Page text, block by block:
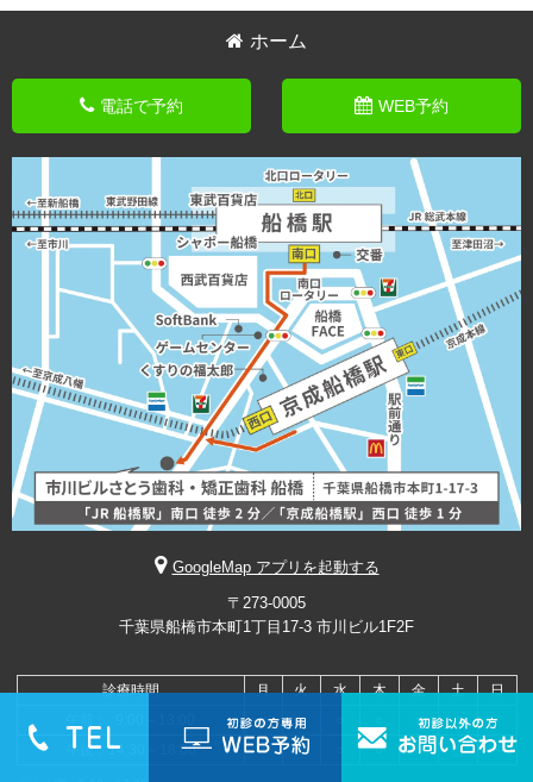
ホーム
電話で予約 WEB予約
GoogleMap アプリを起動する
〒273-0005
千葉県船橋市本町1丁目17-3 市川ビル1F2F
診療時間 月 火 水 木 金 土
日
○ ○ ○ △
×
午後：14:30～18:00
○ ○ ○ ○ △ ×